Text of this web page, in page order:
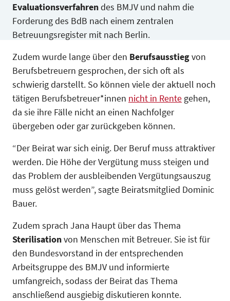
Evaluationsverfahrendes BMJV und nahm die
Forderung des BdB nach einem zentralen
Betreuungsregister mit nach Berlin.
Zudem wurde lange über den Berufsausstiegvon
Berufsbetreuern gesprochen, der sich oft als
schwierig darstellt. So können viele der aktuell noch
tätigen Berufsbetreuer*innen nicht in Rente gehen,
da sie ihre Fälle nicht an einen Nachfolger
übergeben oder gar zurückgeben können.
“Der Beirat war sich einig. Der Beruf muss attraktiver
werden. Die Höhe der Vergütung muss steigen und
das Problem der ausbleibenden Vergütungsauszug
muss gelöst werden”, sagte Beiratsmitglied Dominic
Bauer.
Zudem sprach Jana Haupt über das Thema
Sterilisationvon Menschen mit Betreuer. Sie ist für
den Bundesvorstand in der entsprechenden
Arbeitsgruppe des BMJV und informierte
umfangreich, sodass der Beirat das Thema
anschließend ausgiebig diskutieren konnte.